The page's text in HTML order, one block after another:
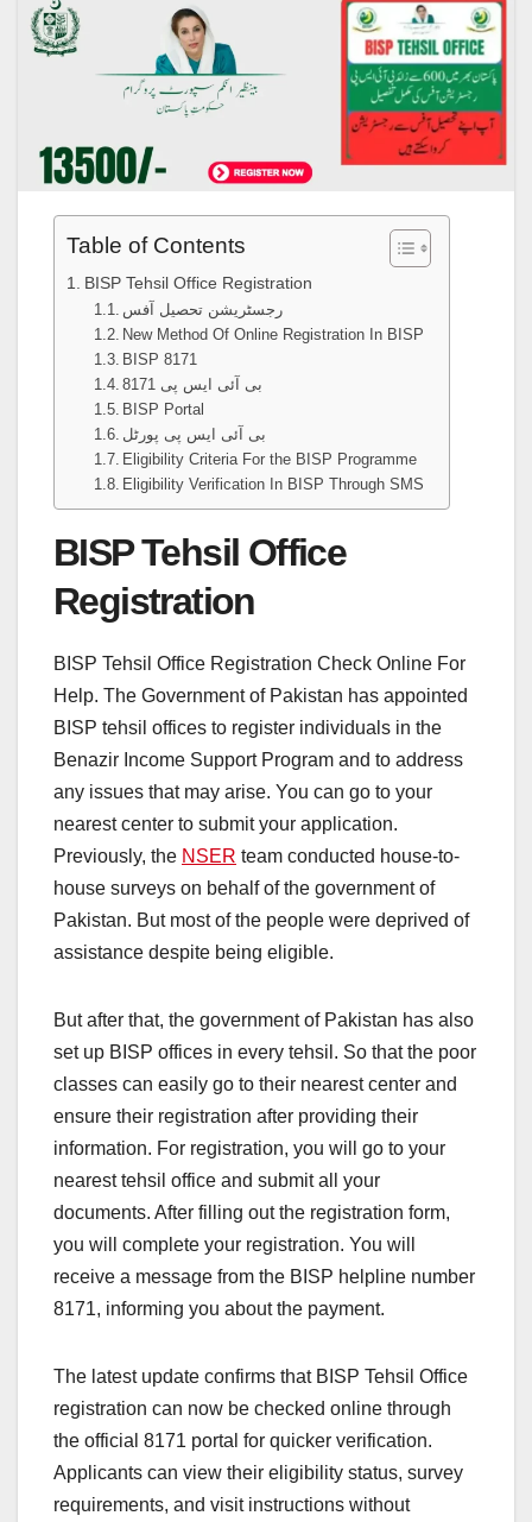
Table of Contents
BISP Tehsil Office Registration
رجسٹریشن تحصیل آفس
New Method Of Online Registration In BISP
BISP 8171
بی آئی ایس پی 8171
BISP Portal
بی آئی ایس پی پورٹل
Eligibility Criteria For the BISP Programme
Eligibility Verification In BISP Through SMS
BISP Tehsil Office
Registration
BISP Tehsil Office Registration Check Online For
Help. The Government of Pakistan has appointed
BISP tehsil offices to register individuals in the
Benazir Income Support Program and to address
any issues that may arise. You can go to your
nearest center to submit your application.
Previously, the NSER team conducted house-to-
house surveys on behalf of the government of
Pakistan. But most of the people were deprived of
assistance despite being eligible.
But after that, the government of Pakistan has also
set up BISP offices in every tehsil. So that the poor
classes can easily go to their nearest center and
ensure their registration after providing their
information. For registration, you will go to your
nearest tehsil office and submit all your
documents. After filling out the registration form,
you will complete your registration. You will
receive a message from the BISP helpline number
8171, informing you about the payment.
The latest update confirms that BISP Tehsil Office
registration can now be checked online through
the official 8171 portal for quicker verification.
Applicants can view their eligibility status, survey
requirements, and visit instructions without